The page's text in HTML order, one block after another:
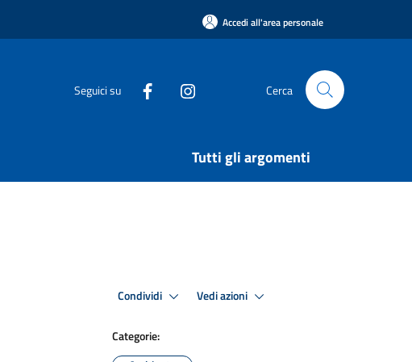
Accedi all'area personale
Seguici su Cerca
Tutti gli argomenti
Condividi Vedi azioni
Categorie: